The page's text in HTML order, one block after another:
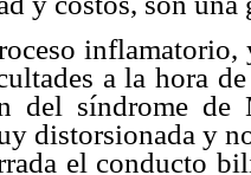
a la hora
del síndrome
distorsionada y
el conducto